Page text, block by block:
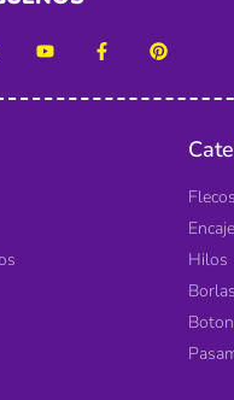
Flecos
Hilos